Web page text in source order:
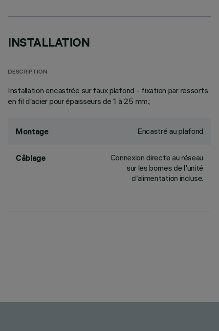
INSTALLATION
DESCRIPTION
Installation encastrée sur faux plafond - fixation par ressorts
en fil d'acier pour épaisseurs de 1 à 25 mm.;
Montage Encastré au plafond
Câblage
Connexion directe au réseau
sur les bornes de l'unité
d'alimentation incluse.